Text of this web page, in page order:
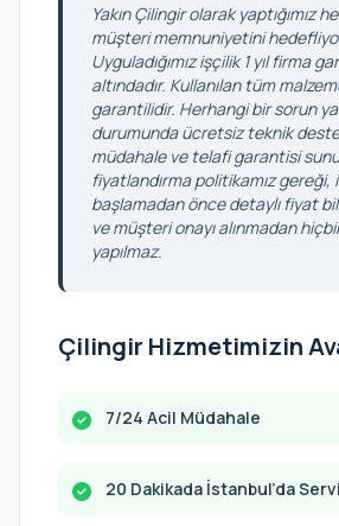
Yakın Çilingir olarak yaptığımız
müşteri memnuniyetini
Uyguladığımız işçilik 1 yıl firma
altındadır. Kullanılan tüm
garantilidir. Herhangi bir sorun
durumunda ücretsiz teknik
müdahale ve telafi garantisi
fiyatlandırma politikamız gereği,
başlamadan önce detaylı fiyat
ve müşteri onayı alınmadan
yapılmaz.
Çilingir Hizmetimizin
7/24 Acil Müdahale
20 Dakikada İstanbul’da